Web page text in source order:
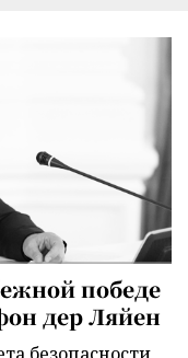
победе
дер Ляйен